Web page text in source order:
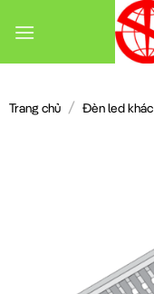
đến
Trang chủ / Đèn led khác